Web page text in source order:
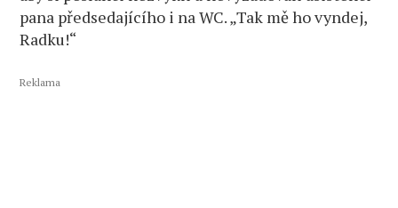
pana předsedajícího i na WC. „Tak mě ho vyndej,
Radku!“
Reklama